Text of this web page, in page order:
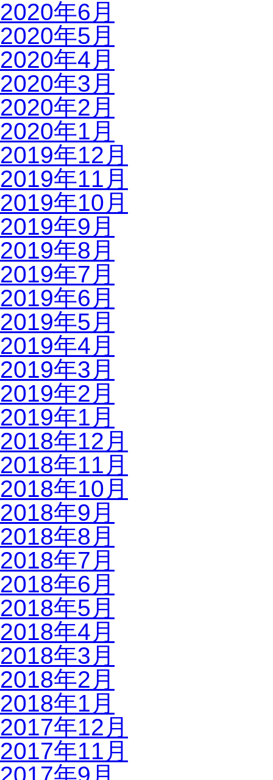
2020年6月
2020年5月
2020年4月
2020年3月
2020年2月
2020年1月
2019年12月
2019年11月
2019年10月
2019年9月
2019年8月
2019年7月
2019年6月
2019年5月
2019年4月
2019年3月
2019年2月
2019年1月
2018年12月
2018年11月
2018年10月
2018年9月
2018年8月
2018年7月
2018年6月
2018年5月
2018年4月
2018年3月
2018年2月
2018年1月
2017年12月
2017年11月